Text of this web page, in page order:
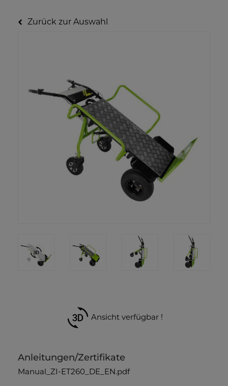
Zurück zur Auswahl
Ansicht verfügbar !
Anleitungen/Zertifikate
Manual_ZI-ET260_DE_EN.pdf